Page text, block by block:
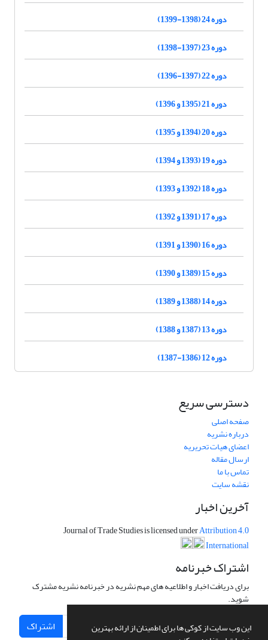
این وب سایت از کوکی ها برای اطمینان از ارائه بهترین
دوره 24 (1398-1399)
دوره 23 (1397-1398)
دوره 22 (1397-1396)
دوره 21 (1395 و 1396)
دوره 20 (1394 و 1395)
دوره 19 (1393 و 1394)
دوره 18 (1392 و 1393)
دوره 17 (1391 و 1392)
دوره 16 (1390 و 1391)
دوره 15 (1389 و 1390)
دوره 14 (1388 و 1389)
دوره 13 (1387 و 1388)
دوره 12 (1386-1387)
دسترسی سریع
صفحه اصلی
درباره نشریه
اعضای هیات تحریریه
ارسال مقاله
تماس با ما
نقشه سایت
آخرین اخبار
Journal of Trade Studies is licensed underAttribution 4.0
International
اشتراک خبرنامه
برای دریافت اخبار و اطلاعیه های مهم نشریه در خبرنامه نشریه مشترک
شوید.
اشتراک